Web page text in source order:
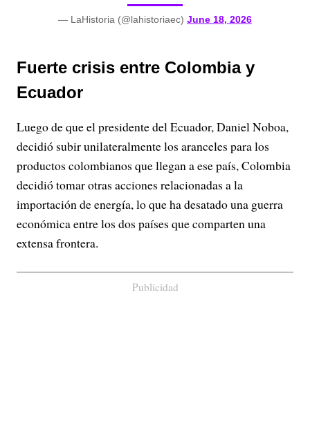
— LaHistoria (@lahistoriaec) June 18, 2026
Fuerte crisis entre Colombia y
Ecuador
Luego de que el presidente del Ecuador, Daniel Noboa,
decidió subir unilateralmente los aranceles para los
productos colombianos que llegan a ese país, Colombia
decidió tomar otras acciones relacionadas a la
importación de energía, lo que ha desatado una guerra
económica entre los dos países que comparten una
extensa frontera.
Publicidad